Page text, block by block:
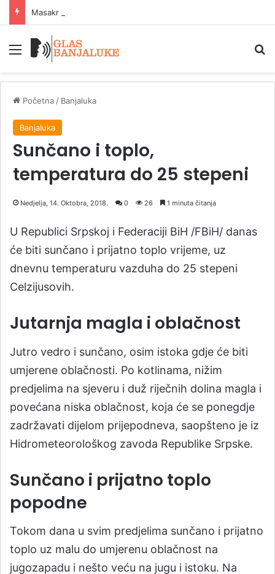
Meni
Početna / Banjaluka
Banjaluka
Sunčano i toplo,
temperatura do 25 stepeni
Nedjelja, 14. Oktobra, 2018. 0 26 1 minuta čitanja
U Republici Srpskoj i Federaciji BiH /FBiH/ danas
će biti sunčano i prijatno toplo vrijeme, uz
dnevnu temperaturu vazduha do 25 stepeni
Celzijusovih.
Jutarnja magla i oblačnost
Jutro vedro i sunčano, osim istoka gdje će biti
umjerene oblačnosti. Po kotlinama, nižim
predjelima na sjeveru i duž riječnih dolina magla i
povećana niska oblačnost, koja će se ponegdje
zadržavati dijelom prijepodneva, saopšteno je iz
Hidrometeorološkog zavoda Republike Srpske.
Sunčano i prijatno toplo
popodne
Tokom dana u svim predjelima sunčano i prijatno
toplo uz malu do umjerenu oblačnost na
jugozapadu i nešto veću na jugu i istoku. Na